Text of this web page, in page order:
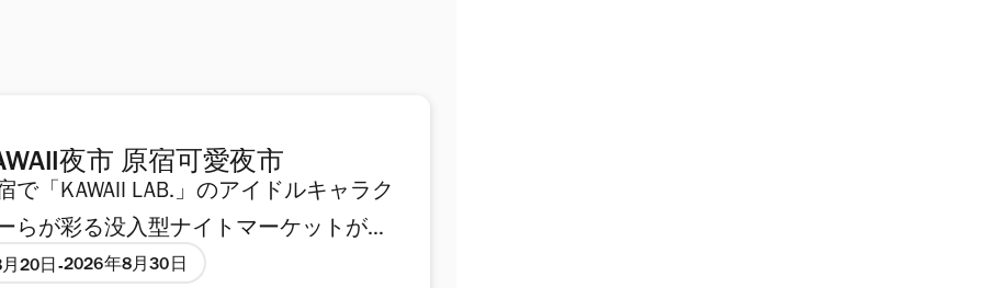
夜市 原宿可愛夜市
で「KAWAII LAB.」のアイドルキャラク
らが彩る没入型ナイトマーケットが
急プラザ原宿 ハラカド」の6・7階
20日 2026年8月30日